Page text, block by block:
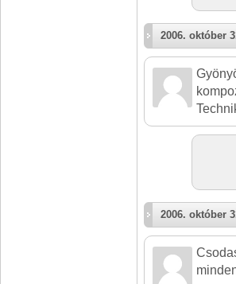
2006. október
2006. október